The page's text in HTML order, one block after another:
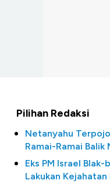
Pilihan Redaksi
Netanyahu
Ramai-Ramai Balik
Eks PM Israel
Lakukan Kejahatan